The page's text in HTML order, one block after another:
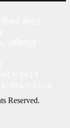
Reserved.